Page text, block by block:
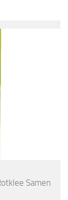
Samen